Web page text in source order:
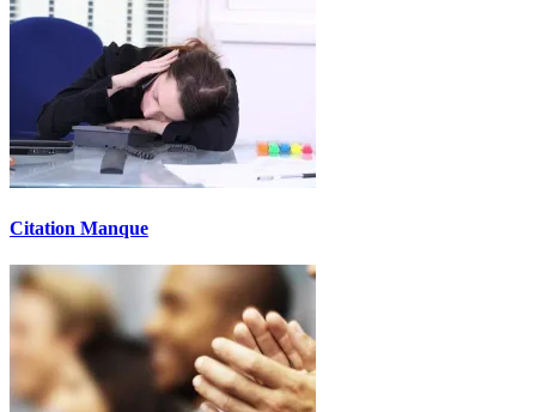
Citation Manque